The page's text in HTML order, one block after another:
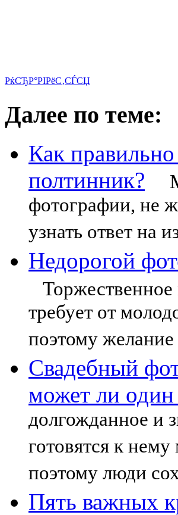
РќСЂР°РІРёС‚СЃСЏ
Далее по теме:
Как
полтинник?
фотографии, не
узнать ответ
Недорогой
Торжественное
требует от
поэтому
Свадебный
может ли один
долгожданное и
готовятся к
поэтому люди
Пять важных